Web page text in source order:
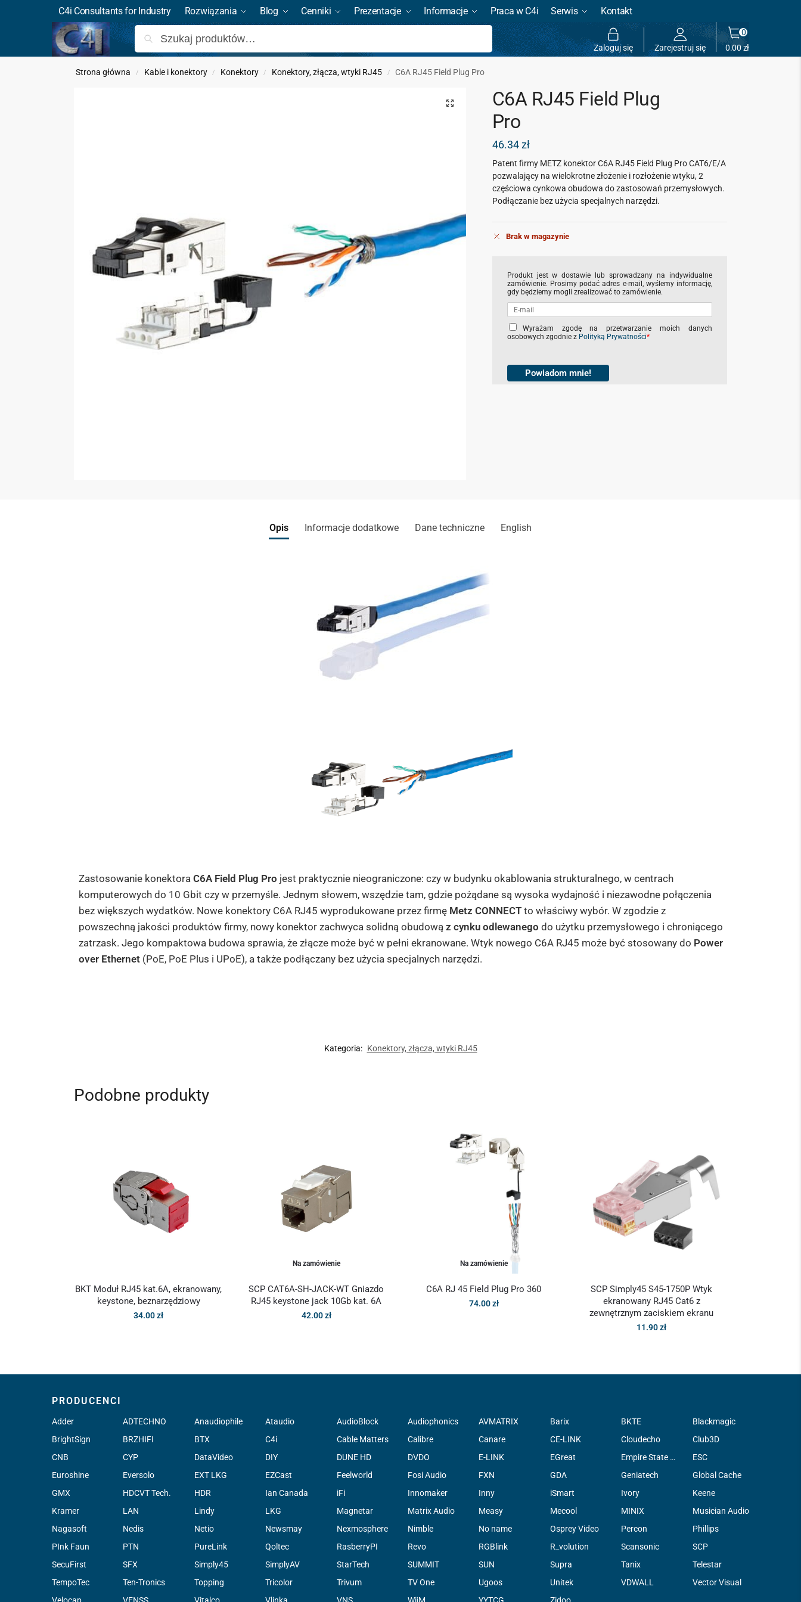
C4i Consultants for Industry Rozwiązania Blog Cenniki Prezentacje Informacje Praca w C4i Serwis Kontakt
Szukaj
Zaloguj się Zarejestruj się 0.00zł
0
Strona główna / Kable i konektory / Konektory / Konektory, złącza, wtyki RJ45 / C6A RJ45 Field Plug Pro
C6A RJ45 Field Plug
Pro
46.34zł
Patent firmy METZ konektor C6A RJ45 Field Plug Pro CAT6/E/A
pozwalający na wielokrotne złożenie i rozłożenie wtyku, 2
częściowa cynkowa obudowa do zastosowań przemysłowych.
Podłączanie bez użycia specjalnych narzędzi.
Brak w magazynie
Produkt jest w dostawie lub sprowadzany na indywidualne
zamówienie. Prosimy podać adres e-mail, wyślemy informację,
gdy będziemy mogli zrealizować to zamówienie.
C
h
b
Wyrażam zgodę na przetwarzanie moich danych
osobowych zgodnie z Polityką Prywatności*
Powiadom mnie!
Opis Informacje dodatkowe Dane techniczne English
Zastosowanie konektora C6A Field Plug Pro jest praktycznie nieograniczone: czy w budynku okablowania strukturalnego, w centrach
komputerowych do 10 Gbit czy w przemyśle. Jednym słowem, wszędzie tam, gdzie pożądane są wysoka wydajność i niezawodne połączenia
bez większych wydatków. Nowe konektory C6A RJ45 wyprodukowane przez firmę Metz CONNECTto właściwy wybór. W zgodzie z
powszechną jakości produktów firmy, nowy konektor zachwyca solidną obudową z cynku odlewanego do użytku przemysłowego i chroniącego
zatrzask. Jego kompaktowa budowa sprawia, że złącze może być w pełni ekranowane. Wtyk nowego C6A RJ45 może być stosowany do Power
over Ethernet(PoE, PoE Plus i UPoE), a także podłączany bez użycia specjalnych narzędzi.
Kategoria: Konektory, złącza, wtyki RJ45
Podobne produkty
BKT Moduł RJ45 kat.6A, ekranowany,
keystone, beznarzędziowy
34.00zł
Na zamówienie
SCP CAT6A-SH-JACK-WT Gniazdo
RJ45 keystone jack 10Gb kat. 6A
42.00zł
Na zamówienie
C6A RJ 45 Field Plug Pro 360
74.00zł
SCP Simply45 S45-1750P Wtyk
ekranowany RJ45 Cat6 z
zewnętrznym zaciskiem ekranu
11.90zł
PRODUCENCI
Adder ADTECHNO Anaudiophile Ataudio AudioBlock Audiophonics AVMATRIX Barix BKTE
Blackmagic
BrightSign
BRZHIFI BTX C4i Cable Matters Calibre Canare CE-LINK Cloudecho
Club3D
CNB
CYP DataVideo DIY DUNE HD DVDO E-LINK EGreat Empire State Filter Company, INC.
ESC
Euroshine
Eversolo EXT LKG EZCast Feelworld Fosi Audio FXN GDA Geniatech
Global Cache
GMX
HDCVT Tech. HDR Ian Canada iFi Innomaker Inny iSmart Ivory
Keene
Kramer
LAN Lindy LKG Magnetar Matrix Audio Measy Mecool MINIX
Musician Audio
Nagasoft
Nedis Netio Newsmay Nexmosphere Nimble No name Osprey Video Percon
Phillips
PInk Faun
PTN PureLink Qoltec RasberryPI Revo RGBlink R_volution Scansonic
SCP
SecuFirst
SFX Simply45 SimplyAV StarTech SUMMIT SUN Supra Tanix
Telestar
TempoTec
Ten-Tronics Topping Tricolor Trivum TV One Ugoos Unitek VDWALL
Vector Visual